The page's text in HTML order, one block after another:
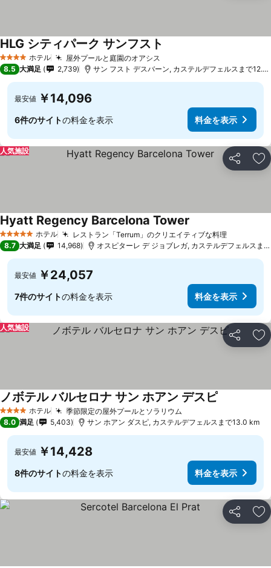
4 ホテルのランク
ホテル 屋外プールと庭園のオアシス
HLG シティパーク サンフスト
8.5 大満足 2,739 サン フスト デスバーン, カステルデフェルスまで12.8 km
最安値 ￥14,096
6件のサイトの料金を表示 料金を表示
シェア お
人気施設
5 ホテルのランク
ホテル レストラン「Terrum」のクリエイティブな料理
Hyatt Regency Barcelona Tower
8.7 大満足 14,968 オスピターレ デ ジョブレガ, カステルデフェルスまで13.1 km
最安値 ￥24,057
7件のサイトの料金を表示 料金を表示
シェア お
人気施設
4 ホテルのランク
ホテル 季節限定の屋外プールとソラリウム
ノボテル バルセロナ サン ホアン デスピ
8.0 満足 5,403 サン ホアン ダスピ, カステルデフェルスまで13.0 km
最安値 ￥14,428
8件のサイトの料金を表示 料金を表示
シェア お